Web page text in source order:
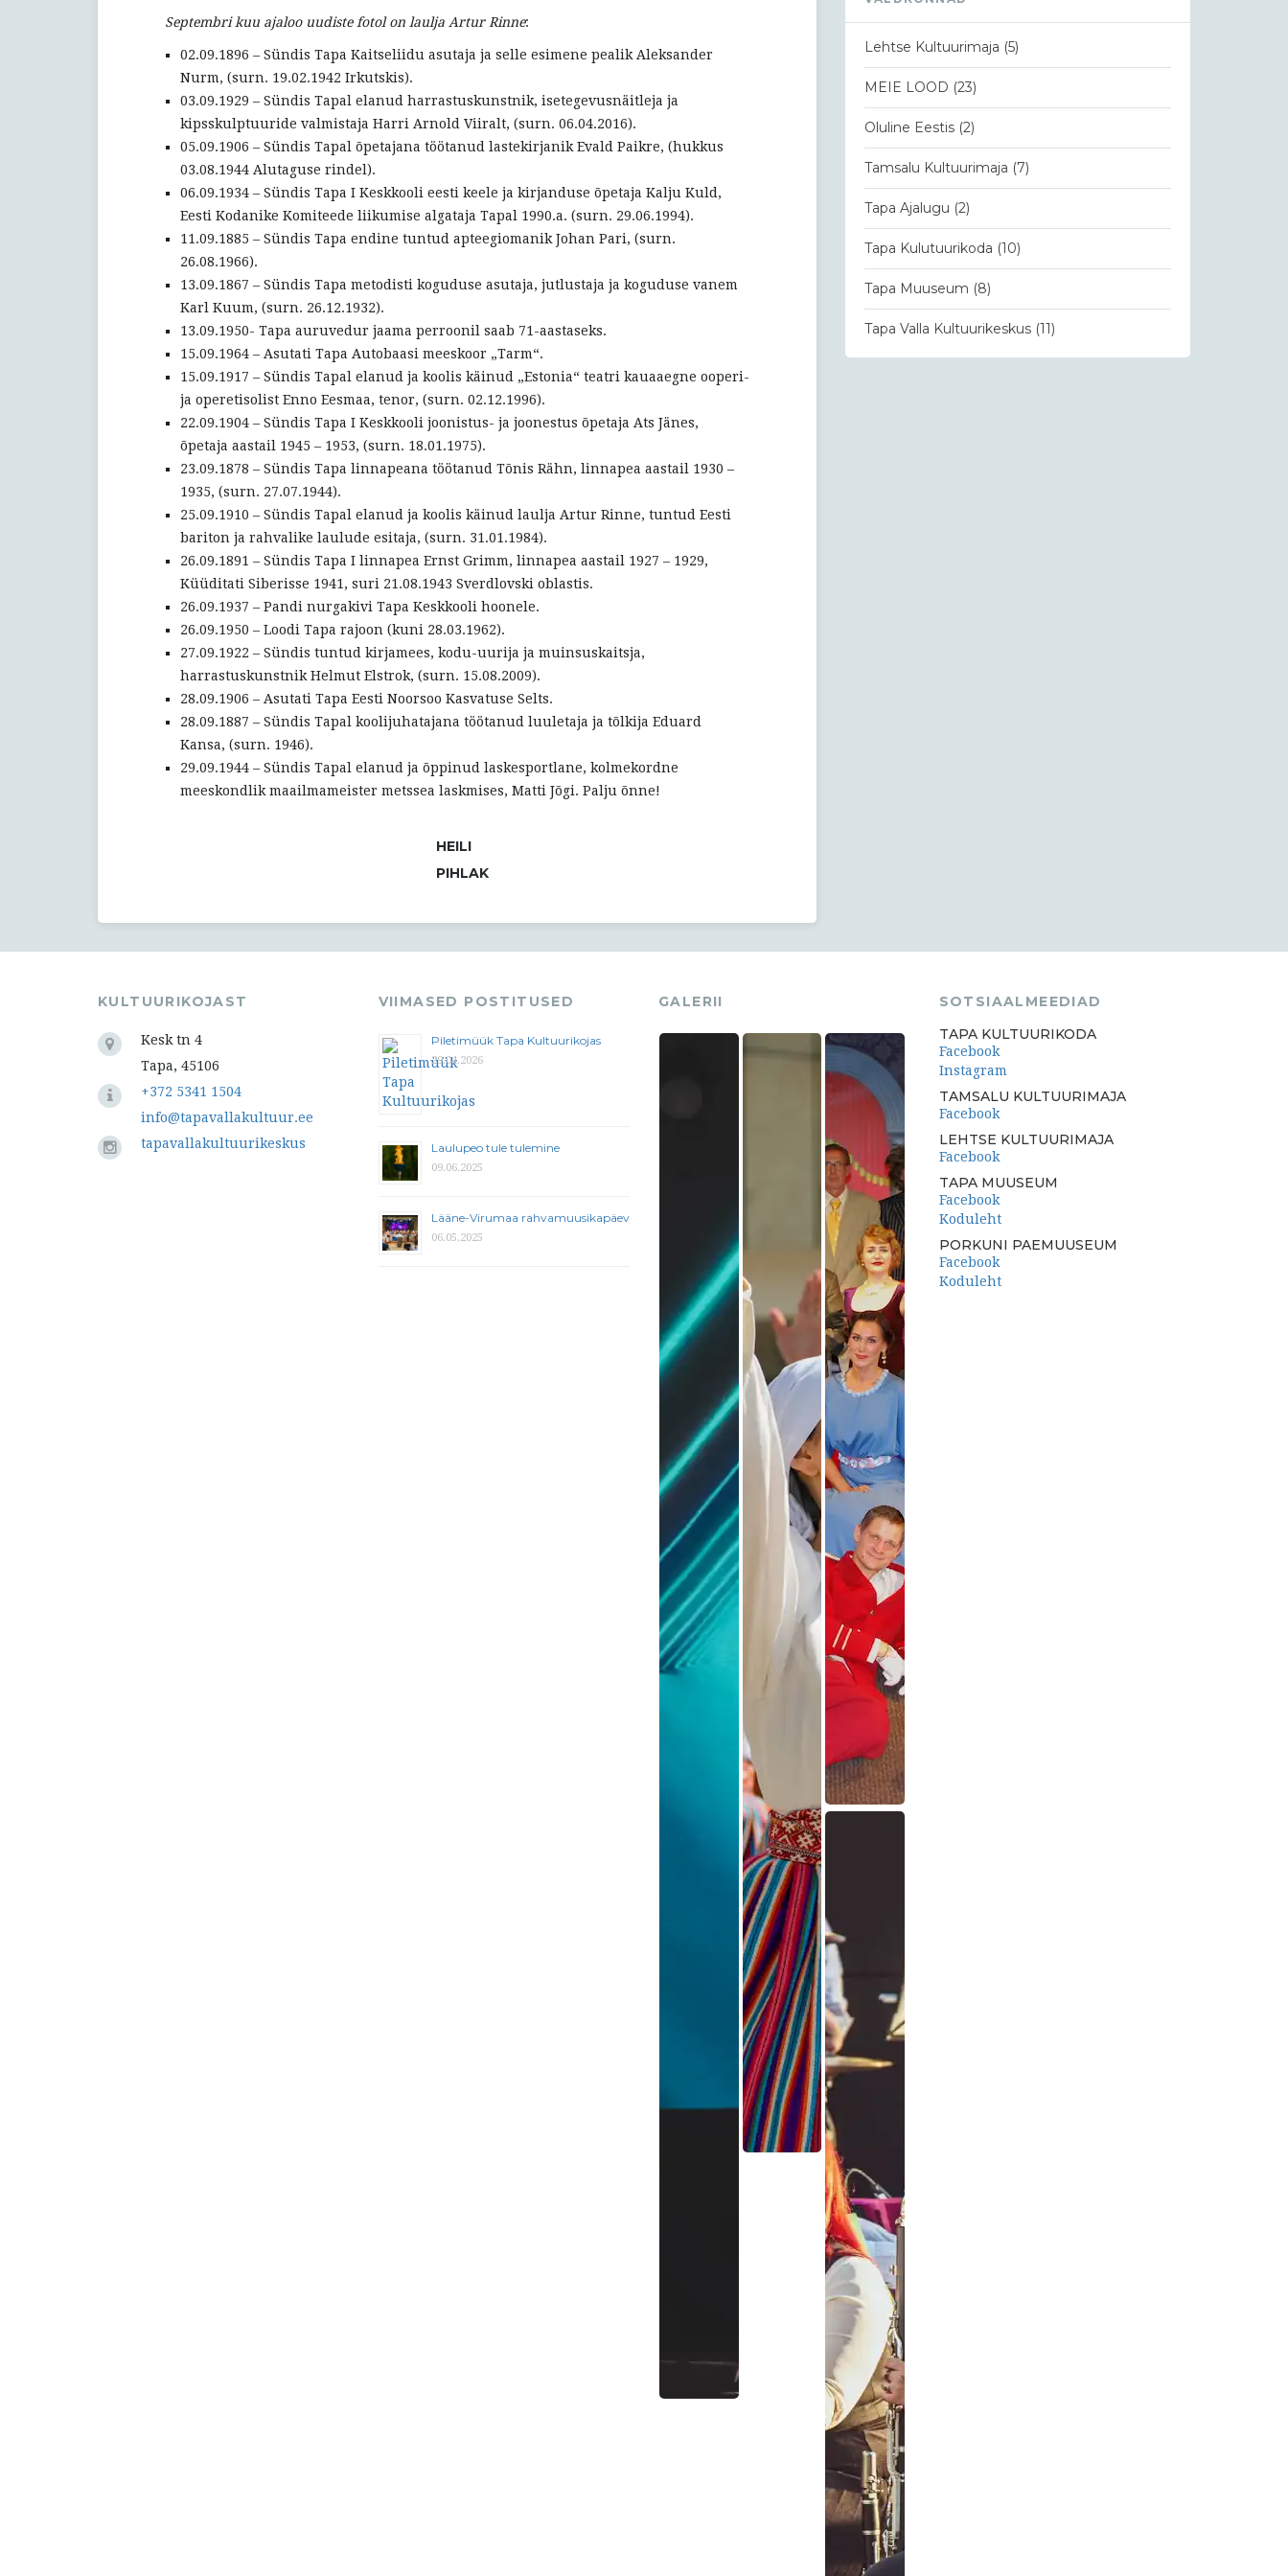
Tapa
Septembri kuu ajaloo uudiste fotol on laulja Artur Rinne:
02.09.1896 – Sündis Tapa Kaitseliidu asutaja ja selle esimene pealik Aleksander
Nurm, (surn. 19.02.1942 Irkutskis).
03.09.1929 – Sündis Tapal elanud harrastuskunstnik, isetegevusnäitleja ja
kipsskulptuuride valmistaja Harri Arnold Viiralt, (surn. 06.04.2016).
05.09.1906 – Sündis Tapal õpetajana töötanud lastekirjanik Evald Paikre, (hukkus
03.08.1944 Alutaguse rindel).
06.09.1934 – Sündis Tapa I Keskkooli eesti keele ja kirjanduse õpetaja Kalju Kuld,
Eesti Kodanike Komiteede liikumise algataja Tapal 1990.a. (surn. 29.06.1994).
11.09.1885 – Sündis Tapa endine tuntud apteegiomanik Johan Pari, (surn.
26.08.1966).
13.09.1867 – Sündis Tapa metodisti koguduse asutaja, jutlustaja ja koguduse vanem
Karl Kuum, (surn. 26.12.1932).
13.09.1950- Tapa auruvedur jaama perroonil saab 71-aastaseks.
15.09.1964 – Asutati Tapa Autobaasi meeskoor „Tarm“.
15.09.1917 – Sündis Tapal elanud ja koolis käinud „Estonia“ teatri kauaaegne ooperi-
ja operetisolist Enno Eesmaa, tenor, (surn. 02.12.1996).
22.09.1904 – Sündis Tapa I Keskkooli joonistus- ja joonestus õpetaja Ats Jänes,
õpetaja aastail 1945 – 1953, (surn. 18.01.1975).
23.09.1878 – Sündis Tapa linnapeana töötanud Tõnis Rähn, linnapea aastail 1930 –
1935, (surn. 27.07.1944).
25.09.1910 – Sündis Tapal elanud ja koolis käinud laulja Artur Rinne, tuntud Eesti
bariton ja rahvalike laulude esitaja, (surn. 31.01.1984).
26.09.1891 – Sündis Tapa I linnapea Ernst Grimm, linnapea aastail 1927 – 1929,
Küüditati Siberisse 1941, suri 21.08.1943 Sverdlovski oblastis.
26.09.1937 – Pandi nurgakivi Tapa Keskkooli hoonele.
26.09.1950 – Loodi Tapa rajoon (kuni 28.03.1962).
27.09.1922 – Sündis tuntud kirjamees, kodu-uurija ja muinsuskaitsja,
harrastuskunstnik Helmut Elstrok, (surn. 15.08.2009).
28.09.1906 – Asutati Tapa Eesti Noorsoo Kasvatuse Selts.
28.09.1887 – Sündis Tapal koolijuhatajana töötanud luuletaja ja tõlkija Eduard
Kansa, (surn. 1946).
29.09.1944 – Sündis Tapal elanud ja õppinud laskesportlane, kolmekordne
meeskondlik maailmameister metssea laskmises, Matti Jõgi. Palju õnne!
HEILI
PIHLAK
Lehtse Kultuurimaja (5)
MEIE LOOD (23)
Oluline Eestis (2)
Tamsalu Kultuurimaja (7)
Tapa Ajalugu (2)
Tapa Kulutuurikoda (10)
Tapa Muuseum (8)
Tapa Valla Kultuurikeskus (11)
KULTUURIKOJAST
Kesk tn 4
Tapa, 45106
+372 5341 1504
info@tapavallakultuur.ee
tapavallakultuurikeskus
VIIMASED POSTITUSED
Piletimüük Tapa Kultuurikojas
29.04.2026
Laulupeo tule tulemine
09.06.2025
Lääne-Virumaa rahvamuusikapäev
06.05.2025
GALERII
SOTSIAALMEEDIAD
TAPA KULTUURIKODA
Facebook
Instagram
TAMSALU KULTUURIMAJA
Facebook
LEHTSE KULTUURIMAJA
Facebook
TAPA MUUSEUM
Facebook
Koduleht
PORKUNI PAEMUUSEUM
Facebook
Koduleht